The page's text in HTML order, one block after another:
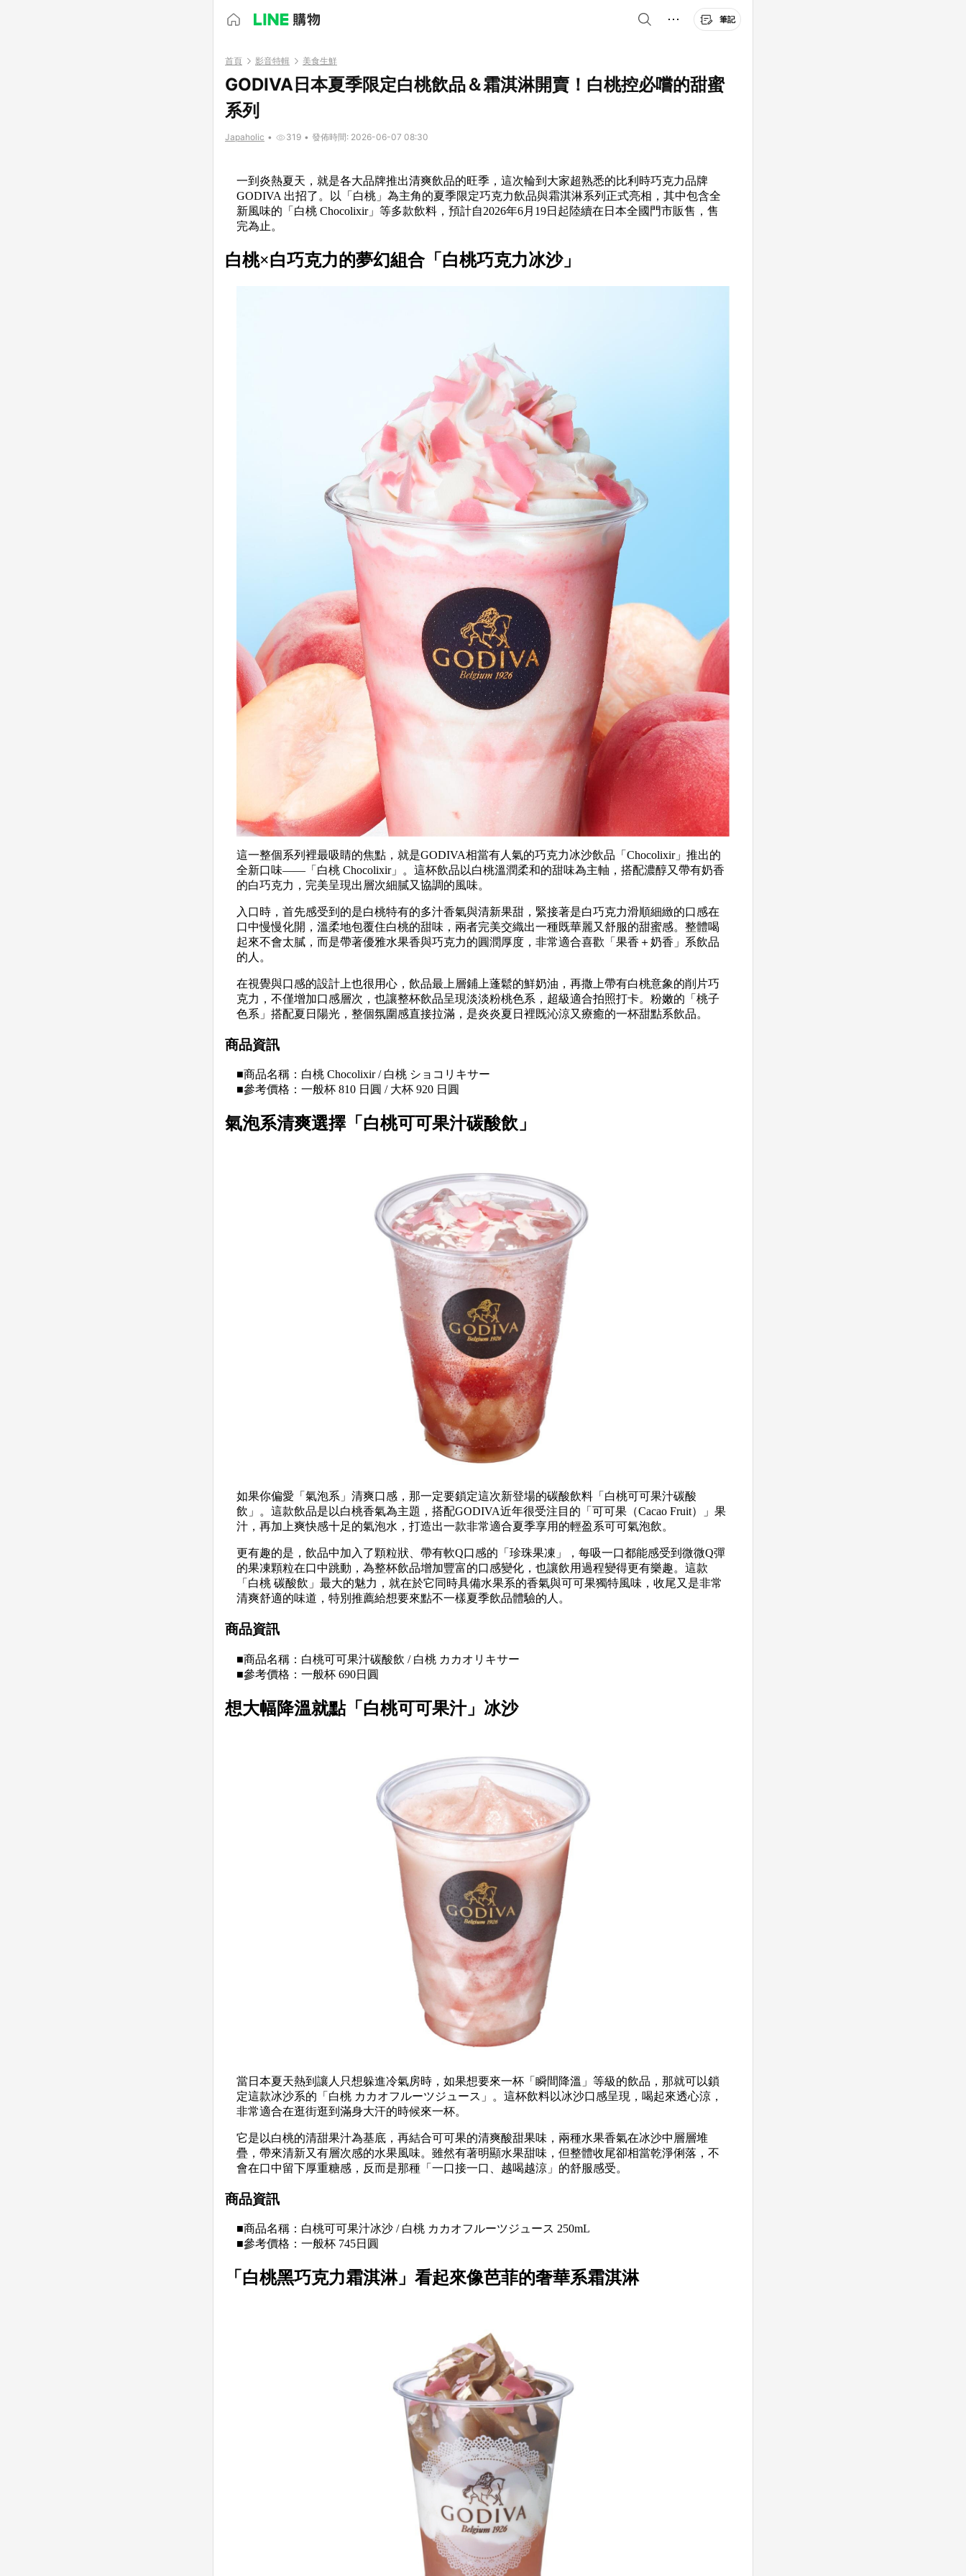
筆記
首頁 影音特輯 美食生鮮
GODIVA日本夏季限定白桃飲品＆霜淇淋開賣！白桃控必嚐的甜蜜
系列
Japaholic • 319 • 發佈時間: 2026-06-07 08:30
一到炎熱夏天，就是各大品牌推出清爽飲品的旺季，這次輪到大家超熟悉的比利時巧克力品牌
GODIVA 出招了。以「白桃」為主角的夏季限定巧克力飲品與霜淇淋系列正式亮相，其中包含全
新風味的「白桃 Chocolixir」等多款飲料，預計自2026年6月19日起陸續在日本全國門市販售，售
完為止。
白桃×白巧克力的夢幻組合「白桃巧克力冰沙」
這一整個系列裡最吸睛的焦點，就是GODIVA相當有人氣的巧克力冰沙飲品「Chocolixir」推出的
全新口味——「白桃 Chocolixir」。這杯飲品以白桃溫潤柔和的甜味為主軸，搭配濃醇又帶有奶香
的白巧克力，完美呈現出層次細膩又協調的風味。
入口時，首先感受到的是白桃特有的多汁香氣與清新果甜，緊接著是白巧克力滑順細緻的口感在
口中慢慢化開，溫柔地包覆住白桃的甜味，兩者完美交織出一種既華麗又舒服的甜蜜感。整體喝
起來不會太膩，而是帶著優雅水果香與巧克力的圓潤厚度，非常適合喜歡「果香＋奶香」系飲品
的人。
在視覺與口感的設計上也很用心，飲品最上層鋪上蓬鬆的鮮奶油，再撒上帶有白桃意象的削片巧
克力，不僅增加口感層次，也讓整杯飲品呈現淡淡粉桃色系，超級適合拍照打卡。粉嫩的「桃子
色系」搭配夏日陽光，整個氛圍感直接拉滿，是炎炎夏日裡既沁涼又療癒的一杯甜點系飲品。
商品資訊
■商品名稱：白桃 Chocolixir / 白桃 ショコリキサー
■參考價格：一般杯 810 日圓 / 大杯 920 日圓
氣泡系清爽選擇「白桃可可果汁碳酸飲」
如果你偏愛「氣泡系」清爽口感，那一定要鎖定這次新登場的碳酸飲料「白桃可可果汁碳酸
飲」。這款飲品是以白桃香氣為主題，搭配GODIVA近年很受注目的「可可果（Cacao Fruit）」果
汁，再加上爽快感十足的氣泡水，打造出一款非常適合夏季享用的輕盈系可可氣泡飲。
更有趣的是，飲品中加入了顆粒狀、帶有軟Q口感的「珍珠果凍」，每吸一口都能感受到微微Q彈
的果凍顆粒在口中跳動，為整杯飲品增加豐富的口感變化，也讓飲用過程變得更有樂趣。這款
「白桃 碳酸飲」最大的魅力，就在於它同時具備水果系的香氣與可可果獨特風味，收尾又是非常
清爽舒適的味道，特別推薦給想要來點不一樣夏季飲品體驗的人。
商品資訊
■商品名稱：白桃可可果汁碳酸飲 / 白桃 カカオリキサー
■參考價格：一般杯 690日圓
想大幅降溫就點「白桃可可果汁」冰沙
當日本夏天熱到讓人只想躲進冷氣房時，如果想要來一杯「瞬間降溫」等級的飲品，那就可以鎖
定這款冰沙系的「白桃 カカオフルーツジュース」。這杯飲料以冰沙口感呈現，喝起來透心涼，
非常適合在逛街逛到滿身大汗的時候來一杯。
它是以白桃的清甜果汁為基底，再結合可可果的清爽酸甜果味，兩種水果香氣在冰沙中層層堆
疊，帶來清新又有層次感的水果風味。雖然有著明顯水果甜味，但整體收尾卻相當乾淨俐落，不
會在口中留下厚重糖感，反而是那種「一口接一口、越喝越涼」的舒服感受。
商品資訊
■商品名稱：白桃可可果汁冰沙 / 白桃 カカオフルーツジュース 250mL
■參考價格：一般杯 745日圓
「白桃黑巧克力霜淇淋」看起來像芭菲的奢華系霜淇淋